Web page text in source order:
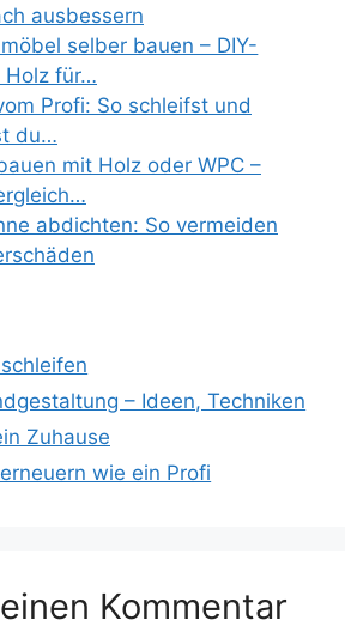
ausbessern
selber bauen – DIY-
Holz für…
Profi: So schleifst und
du…
mit Holz oder WPC –
abdichten: So vermeiden
– Ideen, Techniken
Zuhause
wie ein Profi
Kommentar